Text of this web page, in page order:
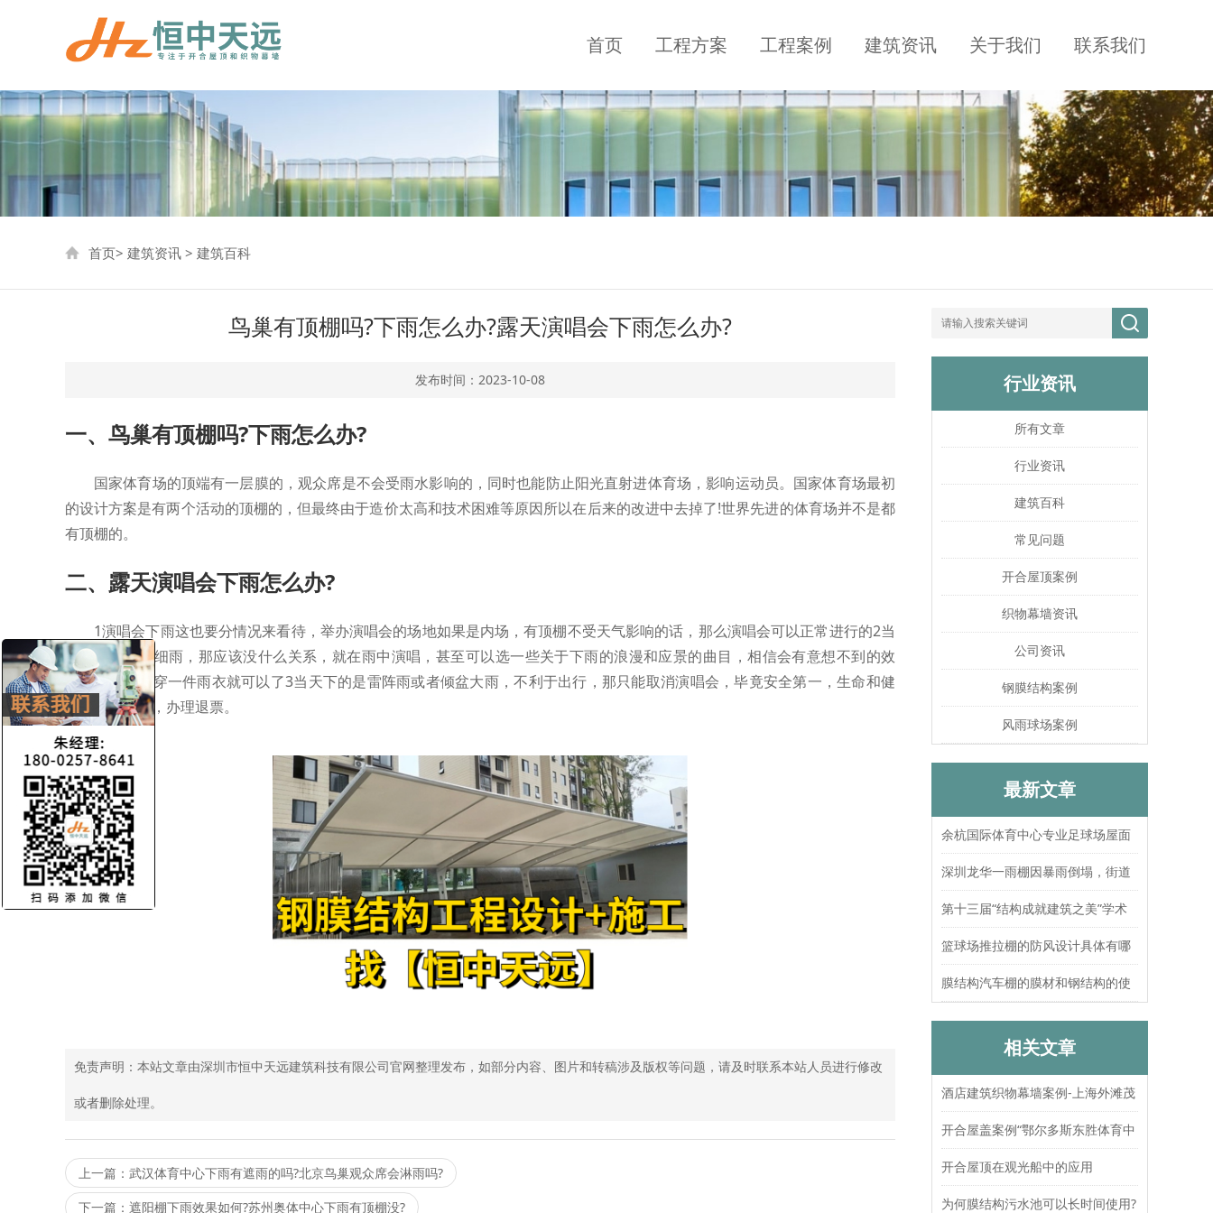
首页 工程方案 工程案例 建筑资讯 关于我们 联系我们
首页> 建筑资讯 > 建筑百科
鸟巢有顶棚吗?下雨怎么办?露天演唱会下雨怎么办?
发布时间： 2023-10-08
一、鸟巢有顶棚吗?下雨怎么办?
国家体育场的顶端有一层膜的，观众席是不会受雨水影响的，同时也能防止阳光直射进体育场，影响运动员。国家体育场最初
的设计方案是有两个活动的顶棚的，但最终由于造价太高和技术困难等原因所以在后来的改进中去掉了!世界先进的体育场并不是都
有顶棚的。
二、露天演唱会下雨怎么办?
1演唱会下雨这也要分情况来看待，举办演唱会的场地如果是内场，有顶棚不受天气影响的话，那么演唱会可以正常进行的2当
天下的是毛毛细雨，那应该没什么关系，就在雨中演唱，甚至可以选一些关于下雨的浪漫和应景的曲目，相信会有意想不到的效
果，作为观众穿一件雨衣就可以了3当天下的是雷阵雨或者倾盆大雨，不利于出行，那只能取消演唱会，毕竟安全第一，生命和健
康是最重要的，办理退票。
免责声明：本站文章由深圳市恒中天远建筑科技有限公司官网整理发布，如部分内容、图片和转稿涉及版权等问题，请及时联系本站人员进行修改
或者删除处理。
上一篇：武汉体育中心下雨有遮雨的吗?北京鸟巢观众席会淋雨吗?
下一篇：遮阳棚下雨效果如何?苏州奥体中心下雨有顶棚没?
行业资讯
所有文章
行业资讯
建筑百科
常见问题
开合屋顶案例
织物幕墙资讯
公司资讯
钢膜结构案例
风雨球场案例
最新文章
余杭国际体育中心专业足球场屋面
索结构张拉圆满完成
深圳龙华一雨棚因暴雨倒塌，街道
办：已处置，无人员伤亡
第十三届“结构成就建筑之美”学术
论坛暨上海大歌剧院观摩
篮球场推拉棚的防风设计具体有哪
些？抗风等级如何测试验证？
膜结构汽车棚的膜材和钢结构的使
用寿命分别是多久？
相关文章
酒店建筑织物幕墙案例-上海外滩茂
悦大酒店
开合屋盖案例“鄂尔多斯东胜体育中
心”
开合屋顶在观光船中的应用
为何膜结构污水池可以长时间使用?